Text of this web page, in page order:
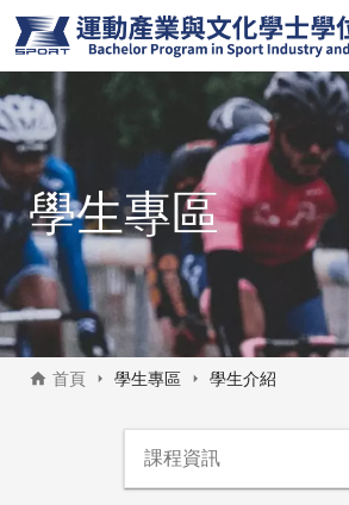
移
至
主
內
容
學生專區
首頁 學生專區 學生介紹
產